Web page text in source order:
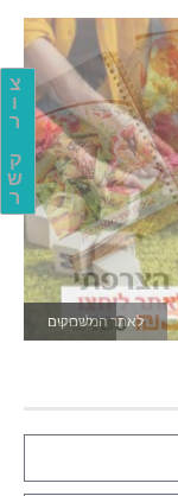
צ
ו
ר
ק
ש
ר
לאתר המשחקים